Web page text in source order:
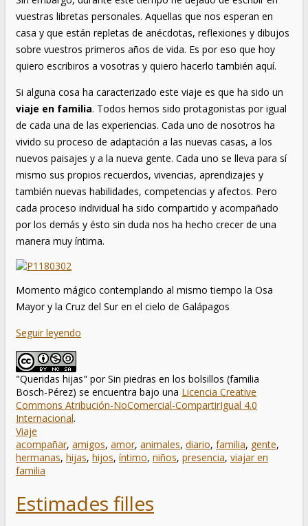
vuestras libretas personales. Aquellas que nos esperan en
casa y que están repletas de anécdotas, reflexiones y dibujos
sobre vuestros primeros años de vida. Es por eso que hoy
quiero escribiros a vosotras y quiero hacerlo también aquí.
Si alguna cosa ha caracterizado este viaje es que ha sido un
viaje en familia. Todos hemos sido protagonistas por igual
de cada una de las experiencias. Cada uno de nosotros ha
vivido su proceso de adaptación a las nuevas casas, a los
nuevos paisajes y a la nueva gente. Cada uno se lleva para sí
mismo sus propios recuerdos, vivencias, aprendizajes y
también nuevas habilidades, competencias y afectos. Pero
cada proceso individual ha sido compartido y acompañado
por los demás y ésto sin duda nos ha hecho crecer de una
manera muy íntima.
Momento mágico contemplando al mismo tiempo la Osa
Mayor y la Cruz del Sur en el cielo de Galápagos
Seguir leyendo
"Queridas hijas" porSin piedras en los bolsillos (familia
Bosch-Pérez) se encuentra bajo una Licencia Creative
Commons Atribución-NoComercial-CompartirIgual 4.0
Internacional.
Viaje
acompañar, amigos, amor, animales, diario, familia, gente,
hermanas, hijas, hijos, íntimo, niños, presencia, viajar en
familia
Estimades filles